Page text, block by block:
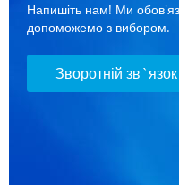
Напишіть нам! Ми
допоможемо з вибором.
Зворотній зв`язок